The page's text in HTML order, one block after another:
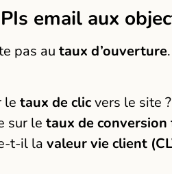
email aux
pas autaux d’ouverture
letaux de clicvers le site ?
sur letaux de
t-il lavaleur vie client